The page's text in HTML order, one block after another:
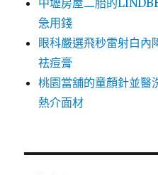
中壢房屋二胎的
急用錢
眼科嚴選飛秒雷射白內
祛痘膏
桃園當舖的童顏針並醫
熱介面材